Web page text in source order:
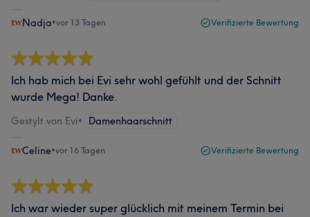
Nadja•vor 13 Tagen Verifizierte Bewertung
Ich hab mich bei Evi sehr wohl gefühlt und der Schnitt
wurde Mega! Danke.
Gestylt von Evi• Damenhaarschnitt
Celine•vor 16 Tagen Verifizierte Bewertung
Ich war wieder super glücklich mit meinem Termin bei